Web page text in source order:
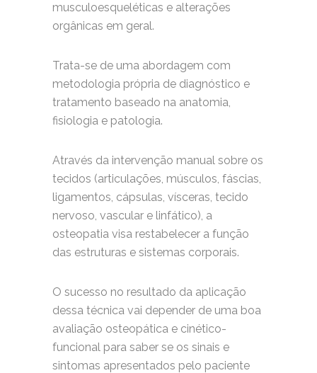
musculoesqueléticas e alterações
orgânicas em geral.
Trata-se de uma abordagem com
metodologia própria de diagnóstico e
tratamento baseado na anatomia,
fisiologia e patologia.
Através da intervenção manual sobre os
tecidos (articulações, músculos, fáscias,
ligamentos, cápsulas, vísceras, tecido
nervoso, vascular e linfático), a
osteopatia visa restabelecer a função
das estruturas e sistemas corporais.
O sucesso no resultado da aplicação
dessa técnica vai depender de uma boa
avaliação osteopática e cinético-
funcional para saber se os sinais e
sintomas apresentados pelo paciente